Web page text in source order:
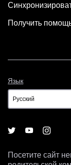
Получить
Язык
Посетите сайт